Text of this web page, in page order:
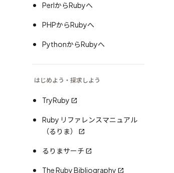
PerlからRubyへ
PHPからRubyへ
PythonからRubyへ
はじめよう・探求しよう
TryRuby
Ruby リファレンスマニュアル
（るりま）
るりまサーチ
The Ruby Bibliography